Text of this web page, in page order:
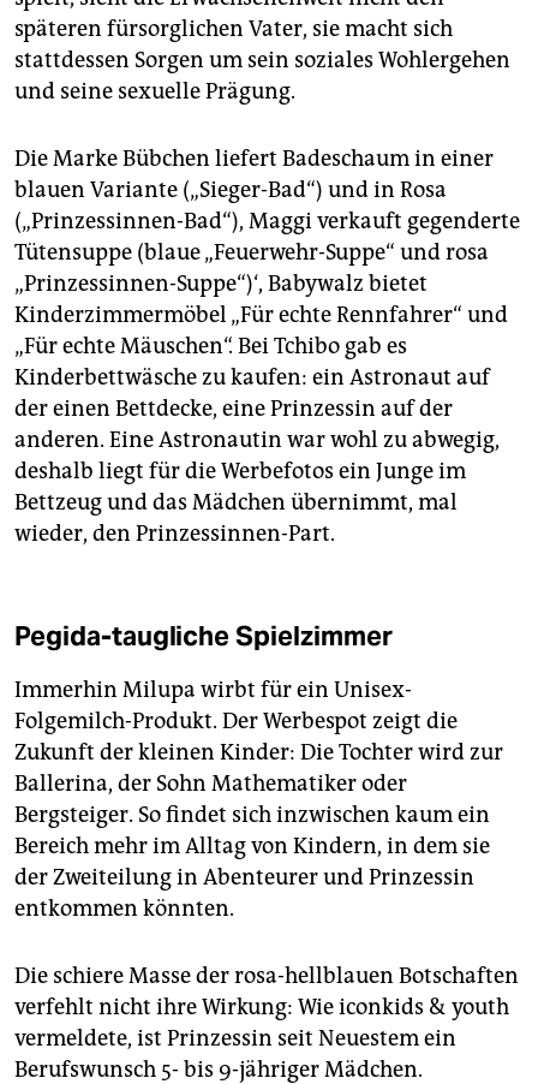
späteren fürsorglichen Vater, sie macht sich
stattdessen Sorgen um sein soziales Wohlergehen
und seine sexuelle Prägung.
Die Marke Bübchen liefert Badeschaum in einer
blauen Variante („Sieger-Bad“) und in Rosa
(„Prinzessinnen-Bad“), Maggi verkauft gegenderte
Tütensuppe (blaue „Feuerwehr-Suppe“ und rosa
„Prinzessinnen-Suppe“)‘, Babywalz bietet
Kinderzimmermöbel „Für echte Rennfahrer“ und
„Für echte Mäuschen“. Bei Tchibo gab es
Kinderbettwäsche zu kaufen: ein Astronaut auf
der einen Bettdecke, eine Prinzessin auf der
anderen. Eine Astronautin war wohl zu abwegig,
deshalb liegt für die Werbefotos ein Junge im
Bettzeug und das Mädchen übernimmt, mal
wieder, den Prinzessinnen-Part.
Pegida-taugliche Spielzimmer
Immerhin Milupa wirbt für ein Unisex-
Folgemilch-Produkt. Der Werbespot zeigt die
Zukunft der kleinen Kinder: Die Tochter wird zur
Ballerina, der Sohn Mathematiker oder
Bergsteiger. So findet sich inzwischen kaum ein
Bereich mehr im Alltag von Kindern, in dem sie
der Zweiteilung in Abenteurer und Prinzessin
entkommen könnten.
Die schiere Masse der rosa-hellblauen Botschaften
verfehlt nicht ihre Wirkung: Wie iconkids & youth
vermeldete, ist Prinzessin seit Neuestem ein
Berufswunsch 5- bis 9-jähriger Mädchen.